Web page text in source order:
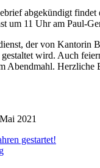
abgekündigt findet
um 11 Uhr am Paul-
der von Kantorin
wird. Auch
Abendmahl. Herzliche
2021
gestartet!